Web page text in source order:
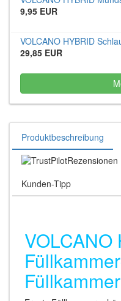
9,95 EUR
VOLCANO HYBRID
29,85 EUR
Produktbeschreibung
Rezensionen
Kunden-Tipp
VOLCANO